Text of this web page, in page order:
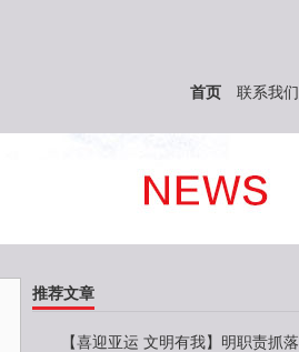
首页 联系我们
推荐文章
【喜迎亚运 文明有我】明职责抓落